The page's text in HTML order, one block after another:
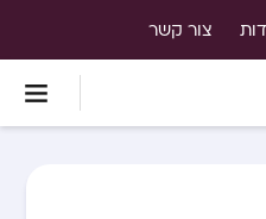
צור קשר